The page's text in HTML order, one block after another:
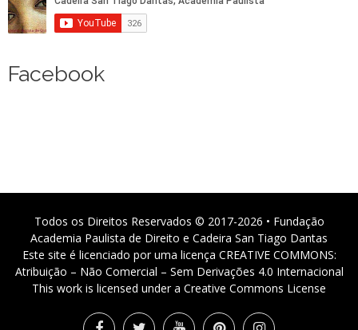
Facebook
Todos os Direitos Reservados © 2017-2026 • Fundação
Academia Paulista de Direito e Cadeira San Tiago Dantas
Este site é licenciado por uma licença CREATIVE COMMONS:
Atribuição – Não Comercial – Sem Derivações 4.0 Internacional
This work is licensed under a Creative Commons License